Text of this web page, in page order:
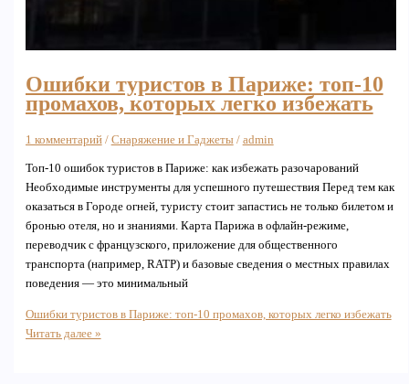
Ошибки туристов в Париже: топ-10
промахов, которых легко избежать
1 комментарий / Снаряжение и Гаджеты/ admin
Топ-10 ошибок туристов в Париже: как избежать разочарований
Необходимые инструменты для успешного путешествия Перед тем как
оказаться в Городе огней, туристу стоит запастись не только билетом и
бронью отеля, но и знаниями. Карта Парижа в офлайн-режиме,
переводчик с французского, приложение для общественного
транспорта (например, RATP) и базовые сведения о местных правилах
поведения — это минимальный
Ошибки туристов в Париже: топ-10 промахов, которых легко избежать
Читать далее »